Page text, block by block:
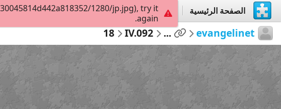
الصفحة الرئيسية إستكشاف إنشاء
evangelinet
...
IV.092
18
1280/jp.jpg), try it
again.